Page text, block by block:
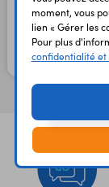
moment, vous
lien « Gérer les
Pour plus
confidentialité et